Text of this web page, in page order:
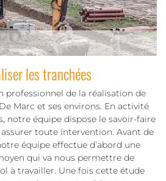
les tranchées
professionnel de la réalisation de
Marc et ses environs. En activité
notre équipe dispose le savoir-faire
toute intervention. Avant de
équipe effectue d’abord une
qui va nous permettre de
à travailler. Une fois cette étude